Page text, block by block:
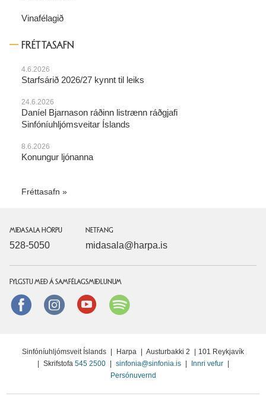
Vinafélagið
FRÉTTASAFN
4.6.2026
Starfsárið 2026/27 kynnt til leiks
24.6.2026
Daníel Bjarnason ráðinn listrænn ráðgjafi
Sinfóníuhljómsveitar Íslands
8.6.2026
Konungur ljónanna
Fréttasafn
MIÐASALA HÖRPU
528-5050
NETFANG
midasala@harpa.is
FYLGSTU MEÐ Á SAMFÉLAGSMIÐLUNUM
FacebookinstagramYoutube
Sinfóníuhljómsveit Íslands | Harpa | Austurbakki 2 | 101 Reykjavík
| Skrifstofa 545 2500 | sinfonia@sinfonia.is | Innri vefur |
Persónuvernd